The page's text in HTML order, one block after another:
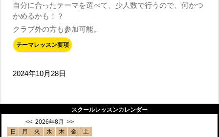
自分に合ったテーマを選べて、少人数で行うので、何かつ
かめるかも！？
クラブ外の方も参加可能。
テーマレッスン要項
2024年10月28日
スクールレッスンカレンダー
<< 2026年8月 >>
日
月 火 水 木 金
土